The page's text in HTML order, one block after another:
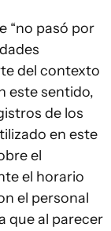
“no pasó por
del contexto
este sentido,
de los
en este
el
el horario
el personal
que al parecer